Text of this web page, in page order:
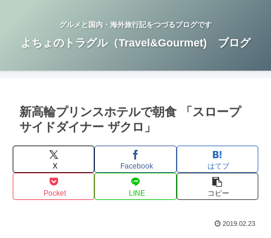
グルメと国内・海外旅行記をつづるブログです
よちょのトラグル（Travel&Gourmet) ブログ
新高輪プリンスホテルで朝食 「スロープ
サイドダイナー ザクロ」
X Facebook はてブ
Pocket LINE コピー
2019.02.23